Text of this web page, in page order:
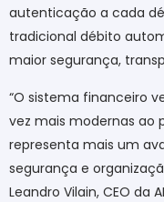
autenticação a cada
tradicional débito
maior segurança,
“O sistema financeiro
vez mais modernas ao
representa mais um
segurança e
Leandro Vilain, CEO da